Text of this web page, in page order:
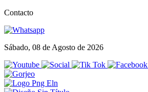
Contacto
Sábado, 08 de Agosto de 2026